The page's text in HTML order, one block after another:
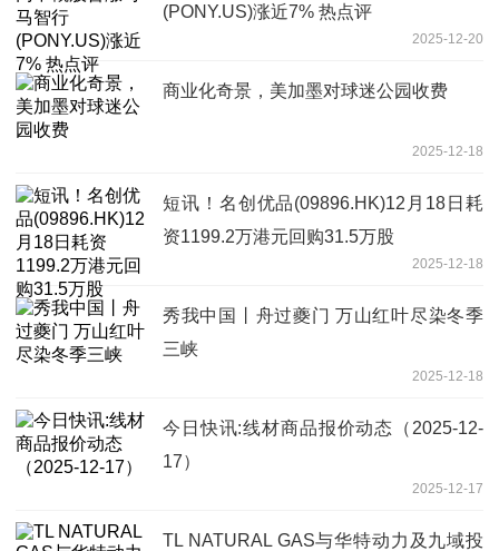
(PONY.US)涨近7% 热点评
2025-12-20
商业化奇景，美加墨对球迷公园收费
2025-12-18
短讯！名创优品(09896.HK)12月18日耗
资1199.2万港元回购31.5万股
2025-12-18
秀我中国丨舟过夔门 万山红叶尽染冬季
三峡
2025-12-18
今日快讯:线材商品报价动态（2025-12-
17）
2025-12-17
TL NATURAL GAS与华特动力及九域投